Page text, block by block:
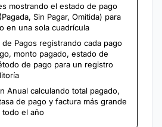
mostrando el estado de pago
Sin Pagar, Omitida) para
en una sola cuadrícula
Pagos registrando cada pago
monto pagado, estado de
de pago para un registro
Anual calculando total pagado,
de pago y factura más grande
todo el año